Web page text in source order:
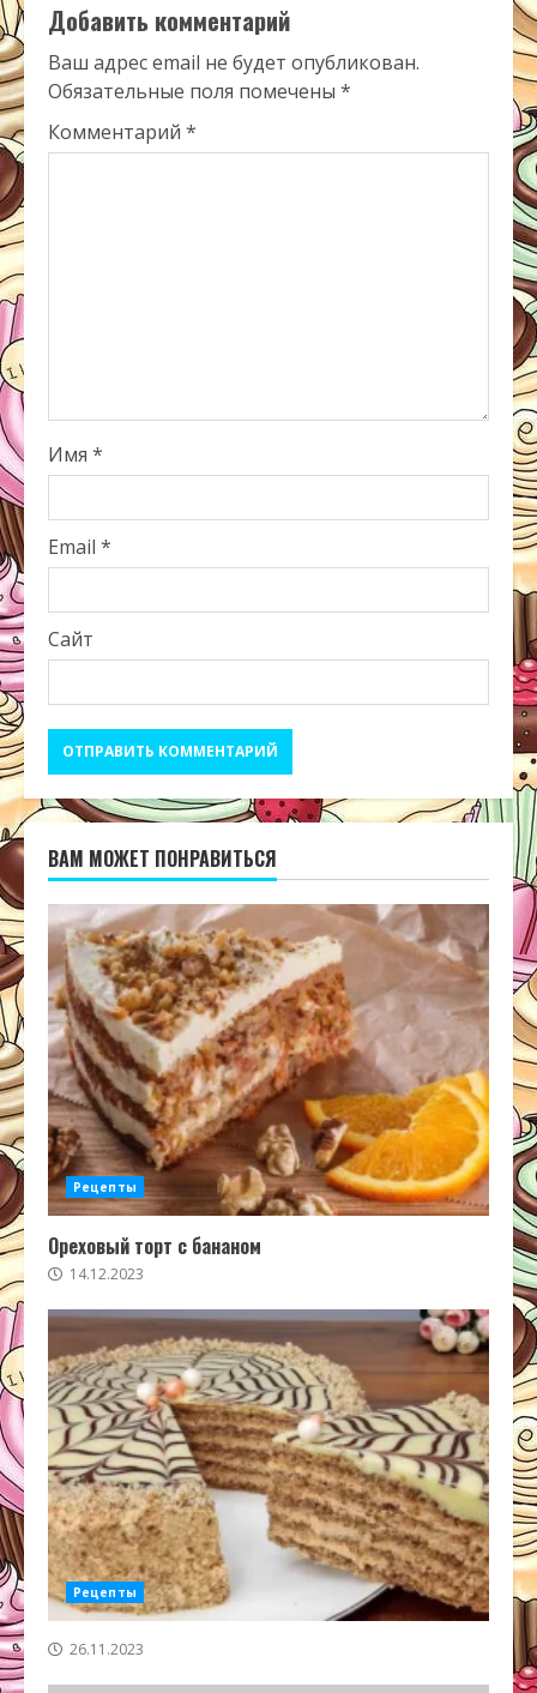
Добавить комментарий
Ваш адрес email не будет опубликован.
Обязательные поля помечены *
Комментарий *
Имя *
Email *
Сайт
ВАМ МОЖЕТ ПОНРАВИТЬСЯ
Рецепты
Ореховый торт с бананом
14.12.2023
Рецепты
26.11.2023